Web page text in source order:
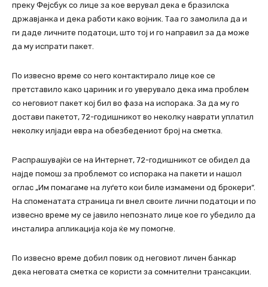
преку Фејсбук со лице за кое верувал дека е бразилска
државјанка и дека работи како војник. Таа го замолила да и
ги даде личните податоци, што тој и го направил за да може
да му испрати пакет.
По извесно време со него контактирало лице кое се
претставило како цариник и го уверувало дека има проблем
со неговиот пакет кој бил во фаза на испорака. За да му го
достави пакетот, 72-годишникот во неколку наврати уплатил
неколку илјади евра на обезбедениот број на сметка.
Распрашувајќи се на Интернет, 72-годишникот се обидел да
најде помош за проблемот со испорака на пакети и нашол
оглас „Им помагаме на луѓето кои биле измамени од брокери“.
На споменатата страница ги внел своите лични податоци и по
извесно време му се јавило непознато лице кое го убедило да
инсталира апликација која ќе му помогне.
По извесно време добил повик од неговиот личен банкар
дека неговата сметка се користи за сомнителни трансакции.